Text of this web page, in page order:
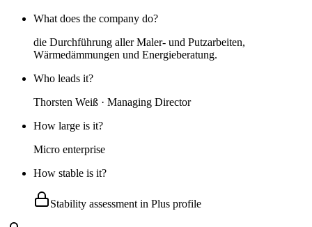
What does the company do?
die Durchführung aller Maler- und Putzarbeiten,
Wärmedämmungen und Energieberatung.
Who leads it?
Thorsten Weiß · Managing Director
How large is it?
Micro enterprise
How stable is it?
Stability assessment in Plus profile